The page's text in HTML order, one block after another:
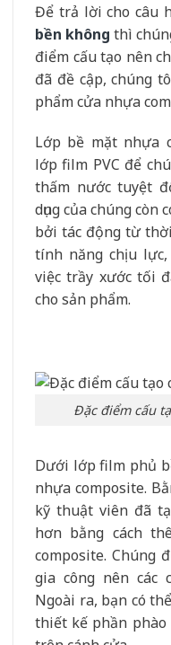
Để trả lời cho câu
bền không thì
điểm cấu tạo nên
đã đề cập, chúng
phẩm cửa nhựa
Lớp bề mặt nhựa
lớp film PVC để
thấm nước tuyệt
dụng của chúng còn
bởi tác động từ
tính năng chịu
việc trầy xước tối
cho sản phẩm.
Đặc điểm cấu
Dưới lớp film phủ
nhựa composite.
kỹ thuật viên đã
hơn bằng cách
composite. Chúng
gia công nên các
Ngoài ra, bạn có
thiết kế phần phào